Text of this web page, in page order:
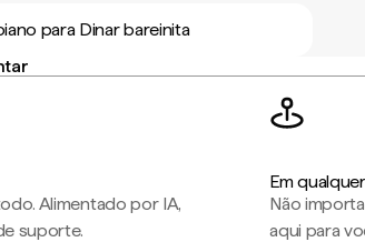
para Dinar bareinita
Alimentado por IA,
suporte.
Em
Não
aqui para